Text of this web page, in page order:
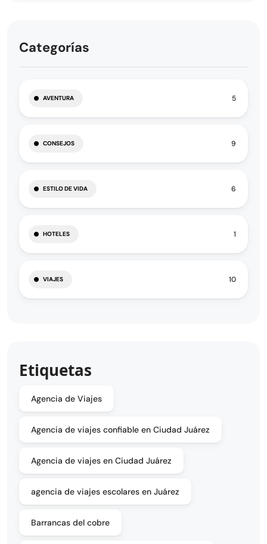
Categorías
AVENTURA 5
CONSEJOS 9
ESTILO DE VIDA 6
HOTELES 1
VIAJES 10
Etiquetas
Agencia de Viajes
Agencia de viajes confiable en Ciudad Juárez
Agencia de viajes en Ciudad Juárez
agencia de viajes escolares en Juárez
Barrancas del cobre